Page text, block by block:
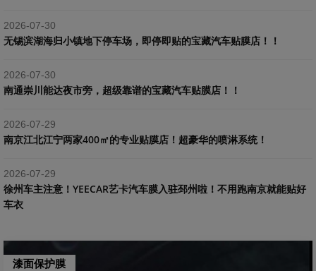
2026-07-30
​无锡滨湖海归小镇地下停车场，即停即贴的宝藏汽车贴膜店！！
2026-07-30
南通崇川能达夜市旁，超级靠谱的宝藏汽车贴膜店！！
2026-07-29
南京江北江宁两家400㎡的专业贴膜店！超豪华的喷淋系统！
2026-07-29
​徐州车主注意！YEECAR艺卡汽车膜入驻邳州啦！不用跑南京就能贴好
车衣
漆面保护膜